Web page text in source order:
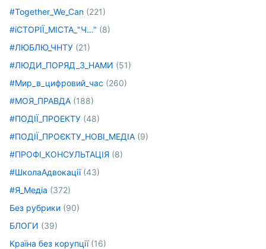
#Together_We_Can (221)
#іСТОРІЇ_МІСТА_"Ч…" (8)
#ЛЮБЛЮ_ЧНТУ (21)
#ЛЮДИ_ПОРЯД_З_НАМИ (51)
#Мир_в_цифровий_час (260)
#МОЯ_ПРАВДА (188)
#ПОДІЇ_ПРОЕКТУ (48)
#ПОДІЇ_ПРОЄКТУ_НОВІ_МЕДІА (9)
#ПРОФІ_КОНСУЛЬТАЦІЯ (8)
#ШколаАдвокації(43)
#Я_Медіа (372)
Без рубрики (90)
БЛОГИ (39)
Країна без корупції(16)